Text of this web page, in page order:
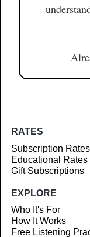
RATES
Subscription Rates
Educational Rates
Gift Subscriptions
EXPLORE
Who It's For
How It Works
Free Listening